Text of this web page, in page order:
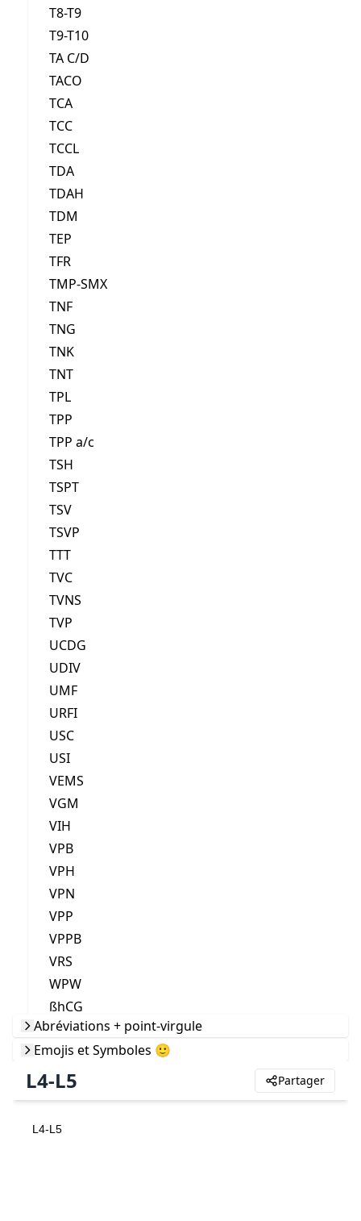
T8-T9
T9-T10
TA C/D
TACO
TCA
TCC
TCCL
TDA
TDAH
TDM
TEP
TFR
TMP-SMX
TNF
TNG
TNK
TNT
TPL
TPP
TPP a/c
TSH
TSPT
TSV
TSVP
TTT
TVC
TVNS
TVP
UCDG
UDIV
UMF
URFI
USC
USI
VEMS
VGM
VIH
VPB
VPH
VPN
VPP
VPPB
VRS
WPW
ßhCG
Abréviations + point-virgule
Emojis et Symboles 🙂
L4-L5 Partager
L4-L5